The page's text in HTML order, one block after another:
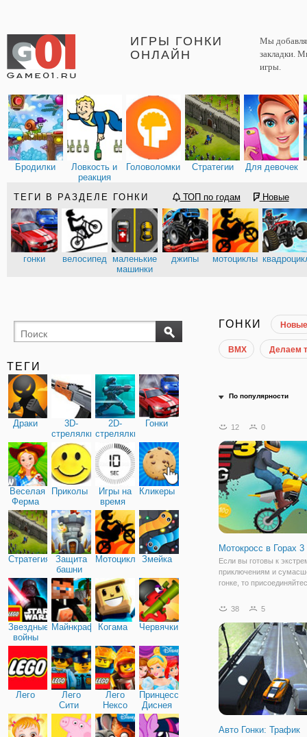
ИГРЫ ГОНКИ
ОНЛАЙН
Мы
закладки.
игры.
Бродилки
Ловкость и
реакция
Головоломки Стратегии Для девочек
ТЕГИ В РАЗДЕЛЕ ГОНКИ ТОП по годам Новые
гонки велосипед
маленькие
машинки
джипы мотоциклы
ТЕГИ
Драки
3D-
стрелялки
2D-
стрелялки
Гонки
Веселая
Ферма
Приколы
Игры на
время
Кликеры
Стратегия
Защита
башни
МотоциклыЗмейка
Звездные
войны
МайнкрафтКогама Червячки
Лего
Лего
Сити
Лего
Нексо
Найтс
Принцессы
Диснея
ГОНКИ Новые
BMX Делаем
По популярности
12 0
Мотокросс в Горах 3
Если вы готовы к
приключениям и
гонке, то
Здесь вы поднимитесь
проходить эта безумная
38 5
Авто Гонки: Трафик